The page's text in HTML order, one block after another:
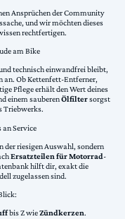
Ansprüchen der Community
und wir möchten dieses
rechtfertigen.
am Bike
technisch einwandfrei bleibt,
an. Ob Kettenfett-Entferner,
Pflege erhält den Wert deines
einem sauberenÖlfiltersorgst
Triebwerks.
Service
der riesigen Auswahl, sondern
Ersatzteilen für Motorrad-
hilft dir, exakt die
zugelassen sind.
bis Z wieZündkerzen.